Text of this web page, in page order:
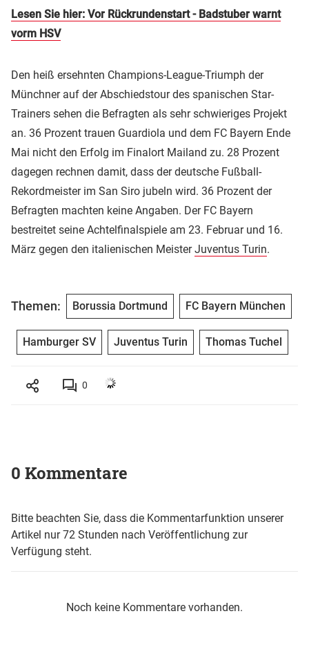
Lesen Sie hier: Vor Rückrundenstart - Badstuber warnt
vorm HSV
Den heiß ersehnten Champions-League-Triumph der
Münchner auf der Abschiedstour des spanischen Star-
Trainers sehen die Befragten als sehr schwieriges Projekt
an. 36 Prozent trauen Guardiola und dem FC Bayern Ende
Mai nicht den Erfolg im Finalort Mailand zu. 28 Prozent
dagegen rechnen damit, dass der deutsche Fußball-
Rekordmeister im San Siro jubeln wird. 36 Prozent der
Befragten machten keine Angaben. Der FC Bayern
bestreitet seine Achtelfinalspiele am 23. Februar und 16.
März gegen den italienischen MeisterJuventus Turin.
Themen: Borussia Dortmund FC Bayern München
Hamburger SV Juventus Turin Thomas Tuchel
0
0 Kommentare
Bitte beachten Sie, dass die Kommentarfunktion unserer
Artikel nur 72 Stunden nach Veröffentlichung zur
Verfügung steht.
Noch keine Kommentare vorhanden.